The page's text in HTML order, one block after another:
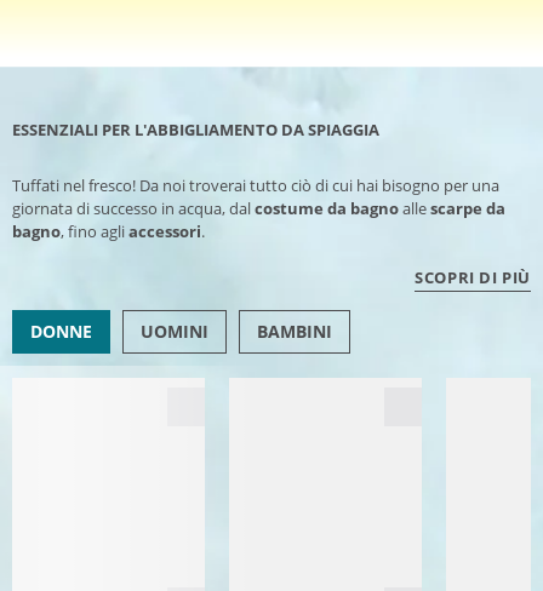
ESSENZIALI PER L'ABBIGLIAMENTO DA SPIAGGIA
Tuffati nel fresco! Da noi troverai tutto ciò di cui hai bisogno per una
giornata di successo in acqua, dalcostume da bagnoallescarpe da
bagno, fino agliaccessori.
SCOPRI DI PIÙ
DONNE UOMINI BAMBINI